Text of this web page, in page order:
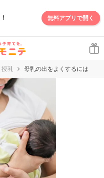
無料アプリで開く
授乳 母乳の出をよくするには
モニテ